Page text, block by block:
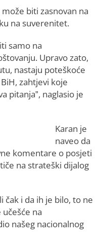
biti zasnovan na
na suverenitet.
samo na
Upravo zato,
nastaju poteškoće
zahtjevi koje
pitanja”, naglasio je
Karan je
naveo da
komentare o posjeti
na strateški dijalog
i da ih je bilo, to ne
na
našeg nacionalnog